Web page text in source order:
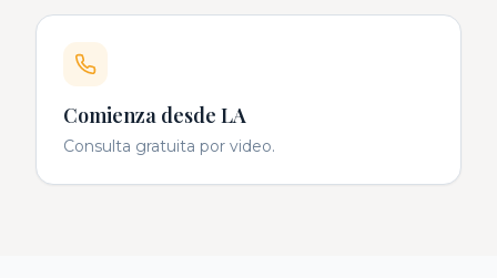
Comienza desde LA
Consulta gratuita por video.